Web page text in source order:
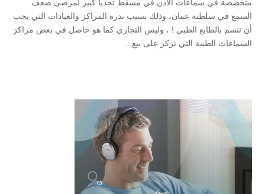
متخصصة في سماعات الاذن في مسقط تحدياً كبير لمرضى ضعف
السمع في سلطنة عمان، وذلك بسبب ندرة المراكز والعيادات التي يجب
أن تتسم بالطابع الطبي ! ، وليس التجاري كما هو حاصل في بعض مراكز
السماعات الطبية التي تركز على بيع...